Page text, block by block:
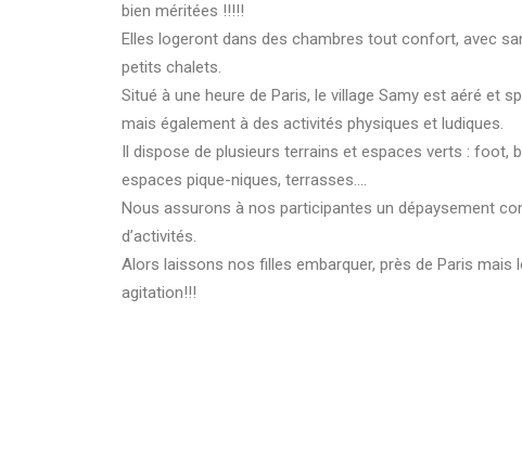
bien méritées !!!!!
Elles logeront dans des chambres tout confort, avec
petits chalets.
Situé à une heure de Paris, le village Samy est aéré et
mais également à des activités physiques et ludiques.
Il dispose de plusieurs terrains et espaces verts : foot,
espaces pique-niques, terrasses….
Nous assurons à nos participantes un dépaysement
d’activités.
Alors laissons nos filles embarquer, près de Paris mais
agitation!!!